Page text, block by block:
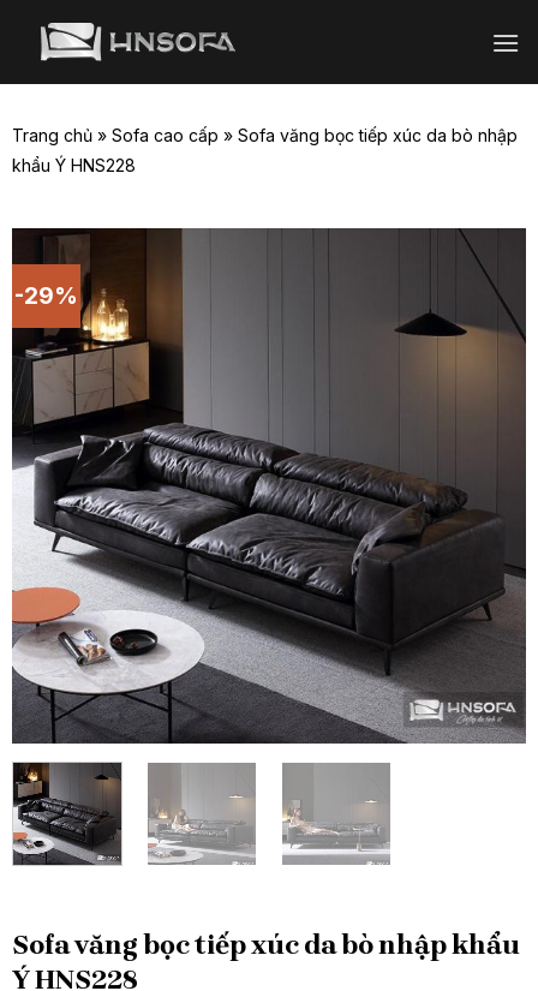
Trang chủ» Sofa cao cấp » Sofa văng bọc tiếp xúc da bò nhập
khẩu Ý HNS228
-29%
Sofa văng bọc tiếp xúc da bò nhập khẩu
Ý HNS228